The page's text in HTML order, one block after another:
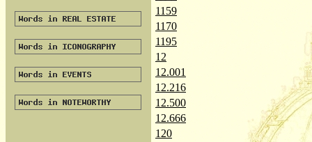
1159
1170
1195
12
12.001
12.216
12.500
12.666
120